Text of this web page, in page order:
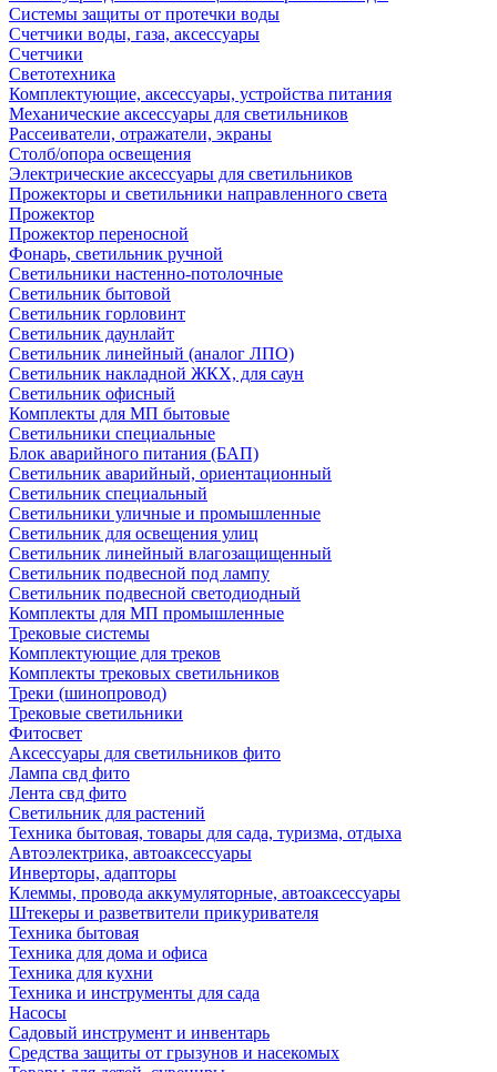
Системы защиты от протечки воды
Счетчики воды, газа, аксессуары
Счетчики
Светотехника
Комплектующие, аксессуары, устройства питания
Механические аксессуары для светильников
Рассеиватели, отражатели, экраны
Столб/опора освещения
Электрические аксессуары для светильников
Прожекторы и светильники направленного света
Прожектор
Прожектор переносной
Фонарь, светильник ручной
Светильники настенно-потолочные
Светильник бытовой
Светильник горловинт
Светильник даунлайт
Светильник линейный (аналог ЛПО)
Светильник накладной ЖКХ, для саун
Светильник офисный
Комплекты для МП бытовые
Светильники специальные
Блок аварийного питания (БАП)
Светильник аварийный, ориентационный
Светильник специальный
Светильники уличные и промышленные
Светильник для освещения улиц
Светильник линейный влагозащищенный
Светильник подвесной под лампу
Светильник подвесной светодиодный
Комплекты для МП промышленные
Трековые системы
Комплектующие для треков
Комплекты трековых светильников
Треки (шинопровод)
Трековые светильники
Фитосвет
Аксессуары для светильников фито
Лампа свд фито
Лента свд фито
Светильник для растений
Техника бытовая, товары для сада, туризма, отдыха
Автоэлектрика, автоаксессуары
Инверторы, адапторы
Клеммы, провода аккумуляторные, автоаксессуары
Штекеры и разветвители прикуривателя
Техника бытовая
Техника для дома и офиса
Техника для кухни
Техника и инструменты для сада
Насосы
Садовый инструмент и инвентарь
Средства защиты от грызунов и насекомых